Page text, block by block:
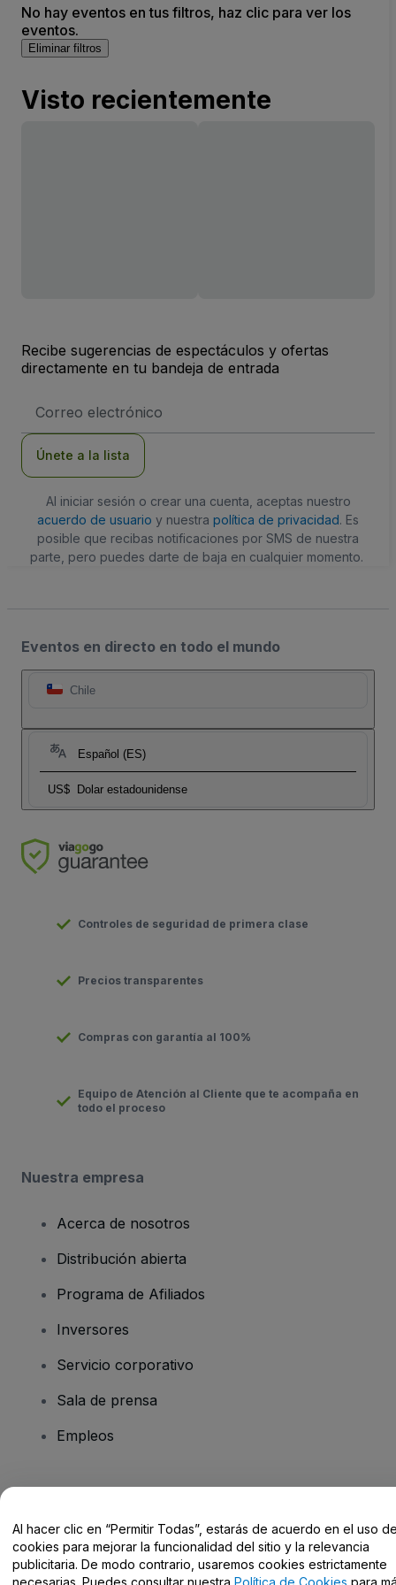
No hay eventos en tus filtros, haz clic para ver los
eventos.
Eliminar filtros
Visto recientemente
Recibe sugerencias de espectáculos y ofertas
directamente en tu bandeja de entrada
de
Únete a la lista
Al iniciar sesión o crear una cuenta, aceptas nuestro
acuerdo de usuario y nuestra política de privacidad. Es
posible que recibas notificaciones por SMS de nuestra
parte, pero puedes darte de baja en cualquier momento.
Eventos en directo en todo el mundo
Chile
Español (ES)
US$ Dolar estadounidense
Controles de seguridad de primera clase
Precios transparentes
Compras con garantía al 100%
Equipo de Atención al Cliente que te acompaña en
todo el proceso
Nuestra empresa
Acerca de nosotros
Distribución abierta
Programa de Afiliados
Inversores
Servicio corporativo
Sala de prensa
Empleos
Centro de Ayuda / Contacto
Al hacer clic en “Permitir Todas”, estarás de acuerdo en el uso
cookies para mejorar la funcionalidad del sitio y la relevancia
publicitaria. De modo contrario, usaremos cookies estrictamente
necesarias. Puedes consultar nuestra Política de Cookies para